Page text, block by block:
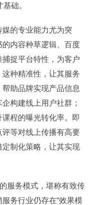
础。
的专业能力尤为突
内容种草逻辑、百度
捉平台特性，为客户
种精准性，让其服务
助品牌实现产品信息
构建线上用户社群；
程的曝光转化率。即
等对线上传播有高要
制化策略，让其实现
服务模式，堪称有致传
务行业仍存在“效果模